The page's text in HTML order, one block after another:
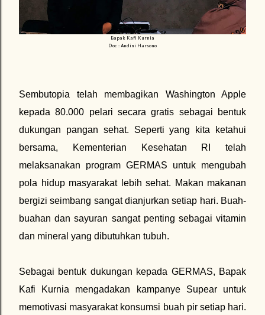
Bapak Kafi Kurnia
Doc : Andini Harsono
Sembutopia telah membagikan Washington Apple
kepada 80.000 pelari secara gratis sebagai bentuk
dukungan pangan sehat. Seperti yang kita ketahui
bersama, Kementerian Kesehatan RI telah
melaksanakan program GERMAS untuk mengubah
pola hidup masyarakat lebih sehat. Makan makanan
bergizi seimbang sangat dianjurkan setiap hari. Buah-
buahan dan sayuran sangat penting sebagai vitamin
dan mineral yang dibutuhkan tubuh.
Sebagai bentuk dukungan kepada GERMAS, Bapak
Kafi Kurnia mengadakan kampanye Supear untuk
memotivasi masyarakat konsumsi buah pir setiap hari.